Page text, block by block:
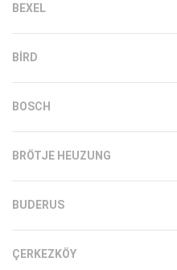
BEXEL
BIRD
BOSCH
BRÖTJE HEUZUNG
BUDERUS
ÇERKEZKÖY